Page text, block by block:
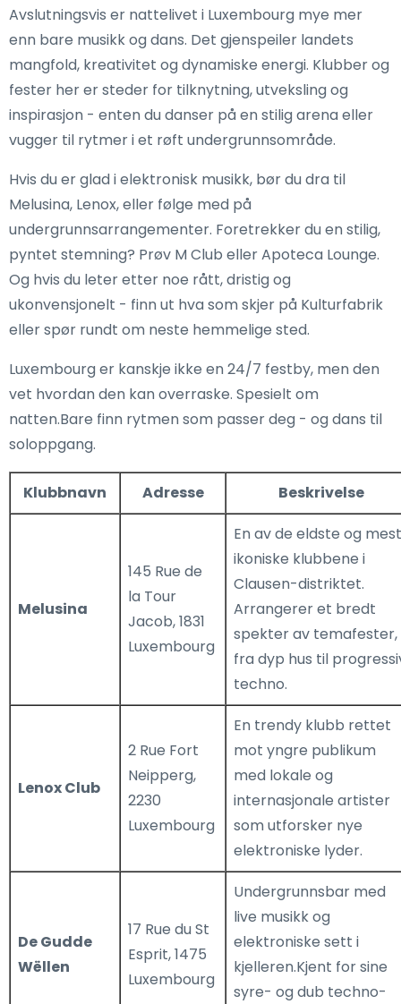
Avslutningsvis er nattelivet i Luxembourg mye mer
enn bare musikk og dans. Det gjenspeiler landets
mangfold, kreativitet og dynamiske energi. Klubber og
fester her er steder for tilknytning, utveksling og
inspirasjon - enten du danser på en stilig arena eller
vugger til rytmer i et røft undergrunnsområde.
Hvis du er glad i elektronisk musikk, bør du dra til
Melusina, Lenox, eller følge med på
undergrunnsarrangementer. Foretrekker du en stilig,
pyntet stemning? Prøv M Club eller Apoteca Lounge.
Og hvis du leter etter noe rått, dristig og
ukonvensjonelt - finn ut hva som skjer på Kulturfabrik
eller spør rundt om neste hemmelige sted.
Luxembourg er kanskje ikke en 24/7 festby, men den
vet hvordan den kan overraske. Spesielt om
natten.Bare finn rytmen som passer deg - og dans til
soloppgang.
Klubbnavn Adresse Beskrivelse
Melusina
145 Rue de
la Tour
Jacob, 1831
Luxembourg
En av de eldste og mest
ikoniske klubbene i
Clausen-distriktet.
Arrangerer et bredt
spekter av temafester,
fra dyp hus til
techno.
Lenox Club
2 Rue Fort
Neipperg,
2230
Luxembourg
En trendy klubb rettet
mot yngre publikum
med lokale og
internasjonale artister
som utforsker nye
elektroniske lyder.
De Gudde
Wëllen
17 Rue du St
Esprit, 1475
Luxembourg
Undergrunnsbar med
live musikk og
elektroniske sett i
kjelleren.Kjent for sine
syre- og dub techno-